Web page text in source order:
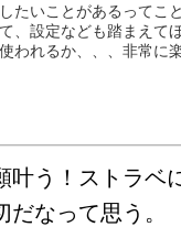
たいことがあるってこ
、設定なども踏まえて
われるか、、、非常に
叶う！ストラベ
だなって思う。